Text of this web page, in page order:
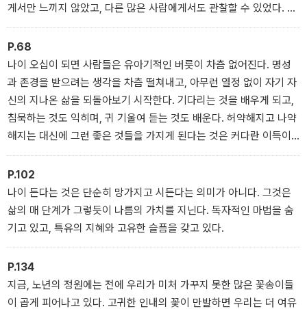
게서만 느끼지 않았고, 다른 많은 사람에게서도 관찰할 수 있었다. 속
이 부글부글 끓어오르고 심한 가슴앓이를 하는 젊음이 아름다웠던 것
처럼, 나이를 먹어가는 것과 성숙해가는 것에도 아름다움과 기쁨이
있다.
P.68
나이 오십이 되면 사람들은 유아기적인 버릇이 차츰 없어진다. 명성
과 존경을 받으려는 생각을 차츰 떨쳐내고, 아무런 열정 없이 자기 자
신의 지나온 삶을 되돌아보기 시작한다. 기다리는 것을 배우게 되고,
침묵하는 것도 익히며, 귀 기울여 듣는 것도 배운다. 허약해지고 나약
해지는 대신에 그런 좋은 것들을 가지게 된다는 것은 커다란 이득이
다.
P.102
나이 든다는 것은 단순히 망가지고 시든다는 의미가 아니다. 그것은
삶의 매 단계가 그렇듯이 나름의 가치를 지닌다. 독자적인 마법을 숨
기고 있고, 특유의 지혜와 고유한 슬픔을 갖고 있다.
P.134
지금, 노년의 정원에는 전에 우리가 미처 가꾸지 못한 많은 꽃송이들
이 곱게 피어나고 있다. 고귀한 인내의 꽃이 만발하면 우리는 더 여유